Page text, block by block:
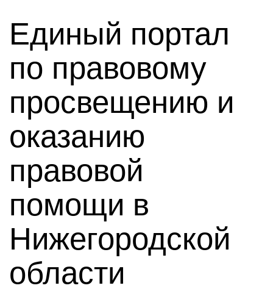
Единый портал
по правовому
просвещению и
оказанию
правовой
помощи в
Нижегородской
области